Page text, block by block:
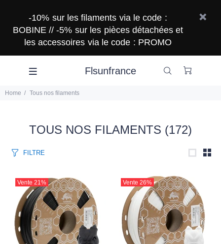
-10% sur les filaments via le code :
BOBINE // -5% sur les pièces détachées et
les accessoires via le code : PROMO
Flsunfrance
Home Tous nos filaments
TOUS NOS FILAMENTS (172)
FILTRE
Vente 21% Vente 26%